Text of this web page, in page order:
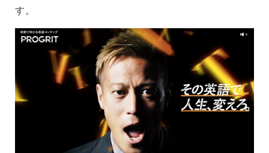
す。